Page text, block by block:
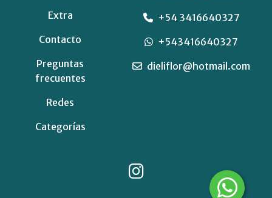
Extra
Contacto
Preguntas
frecuentes
Redes
Categorías
+54 3416640327
+543416640327
dieliflor@hotmail.com